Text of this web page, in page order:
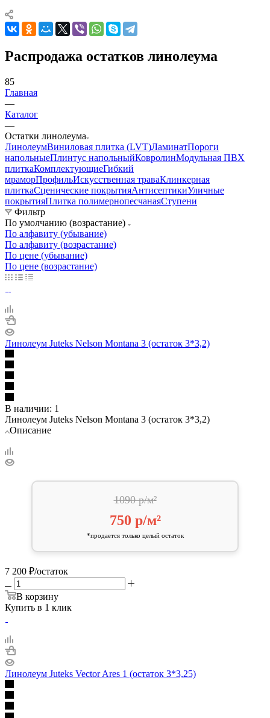
Распродажа остатков линолеума
85
Главная
—
Каталог
—
Остатки линолеума
ЛинолеумВиниловая плитка (LVT)ЛаминатПороги
напольныеПлинтус напольныйКовролинМодульная ПВХ
плиткаКомплектующиеГибкий
мраморПрофильИскусственная траваКлинкерная
плиткаСценические покрытияАнтисептикиУличные
покрытияПлитка полимернопесчанаяСтупени
Фильтр
По умолчанию (возрастание)
По алфавиту (убывание)
По алфавиту (возрастание)
По цене (убывание)
По цене (возрастание)
Линолеум Juteks Nelson Montana 3 (остаток 3*3,2)
В наличии: 1
Линолеум Juteks Nelson Montana 3 (остаток 3*3,2)
Описание
1090 р/м²
750 р/м²
*продается только целый остаток
7 200 ₽/остаток
В корзину
Купить в 1 клик
Линолеум Juteks Vector Ares 1 (остаток 3*3,25)